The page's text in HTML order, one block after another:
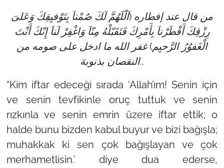
من قال عند إفطاره (اَلّلَهُمَّ لَكَ صُمْناَ بِتَوْفيِقِكَ وَعَلىَ
رِزْقِكَ أَفْطَرْناَ بِأَمْرِكَ فَتَقَبّلْهُ مِنّاَ وَاغْفِرْ لَناَ إِنّكَ أَنْتَ
الْغَفوُرُ الرَّحيِم) غفر الله ما ادخل على صومه من
النقصان بذنوبهَ..
“Kim iftar edeceği sırada ‘Allah’ım! Senin için
ve senin tevfikinle oruç tuttuk ve senin
rızkınla ve senin emrin üzere iftar ettik; o
halde bunu bizden kabul buyur ve bizi bağışla;
muhakkak ki sen çok bağışlayan ve çok
merhametlisin.’ diye dua ederse,